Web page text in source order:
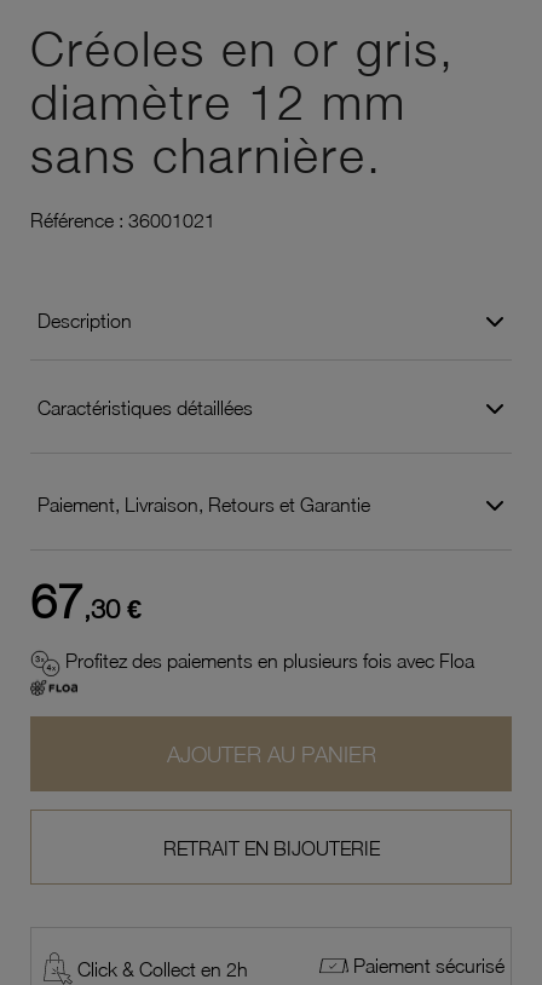
Créoles en or gris,
diamètre 12 mm
sans charnière.
Référence : 36001021
Description
Caractéristiques détaillées
Paiement, Livraison, Retours et Garantie
67,30 €
Profitez des paiements en plusieurs fois avec Floa
AJOUTER AU PANIER
RETRAIT EN BIJOUTERIE
Click & Collect en 2h Paiement sécurisé